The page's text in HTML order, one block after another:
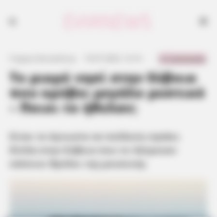
Το μικρό νησί στην Εύβοια
που κρύβει μεγάλο μυστικό
– Ποιοι το ήθελαν;
Είναι το άγνωστο σε πολλούς νησάκι